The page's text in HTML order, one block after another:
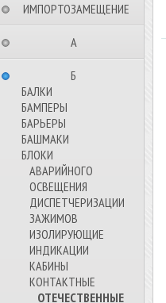
⠀ИМПОРТОЗАМЕЩЕНИЕ
⠀⠀⠀⠀⠀⠀А⠀⠀⠀⠀⠀⠀⠀
⠀⠀⠀⠀⠀⠀Б⠀⠀⠀⠀⠀⠀⠀
БАЛКИ
БАМПЕРЫ
БАРЬЕРЫ
БАШМАКИ
БЛОКИ
АВАРИЙНОГО
ОСВЕЩЕНИЯ
ДИСПЕТЧЕРИЗАЦИИ
ЗАЖИМОВ
ИЗОЛИРУЮЩИЕ
ИНДИКАЦИИ
КАБИНЫ
КОНТАКТНЫЕ
ОТЕЧЕСТВЕННЫЕ